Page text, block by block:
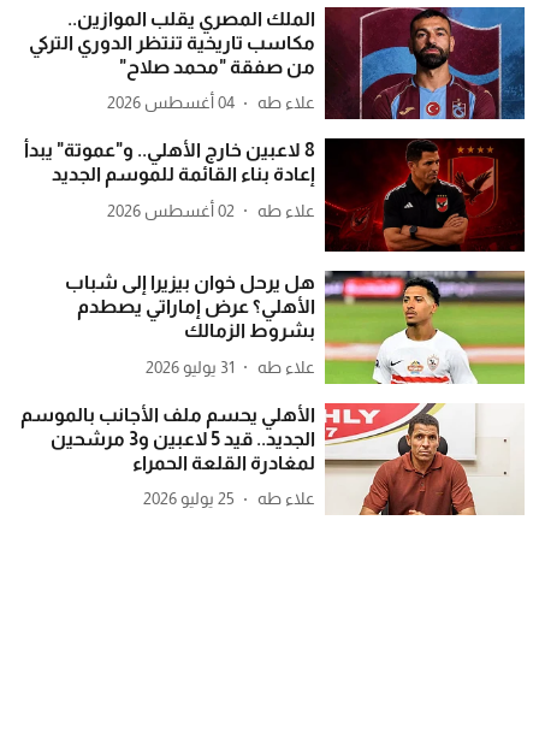
الملك المصري يقلب الموازين..
مكاسب تاريخية تنتظر الدوري التركي
من صفقة "محمد صلاح"
علاء طه 04 أغسطس 2026
8 لاعبين خارج الأهلي.. و"عموتة" يبدأ
إعادة بناء القائمة للموسم الجديد
علاء طه 02 أغسطس 2026
هل يرحل خوان بيزيرا إلى شباب
الأهلي؟ عرض إماراتي يصطدم
بشروط الزمالك
علاء طه 31 يوليو 2026
الأهلي يحسم ملف الأجانب بالموسم
الجديد.. قيد 5 لاعبين و3 مرشحين
لمغادرة القلعة الحمراء
علاء طه 25 يوليو 2026